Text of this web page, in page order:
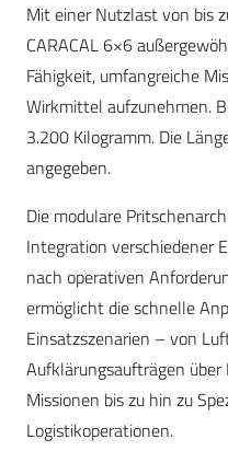
Mit einer Nutzlast von bis
CARACAL 6×6
Fähigkeit, umfangreiche
Wirkmittel aufzunehmen.
3.200 Kilogramm. Die
angegeben.
Die modulare
Integration verschiedener
nach operativen
ermöglicht die schnelle
Einsatzszenarien – von
Aufklärungsaufträgen
Missionen bis zu hin zu
Logistikoperationen.